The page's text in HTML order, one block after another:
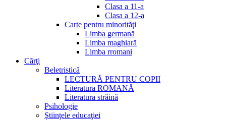
Clasa a 11-a
Clasa a 12-a
Carte pentru minorităţi
Limba germană
Limba maghiară
Limba rromani
Cărţi
Beletristică
LECTURĂ PENTRU COPII
Literatura ROMANĂ
Literatura străină
Psihologie
Ştiinţele educaţiei